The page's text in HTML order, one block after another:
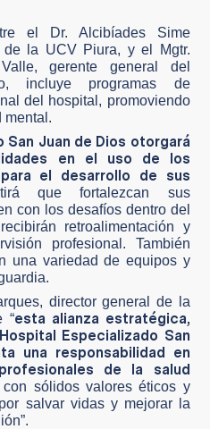
el Dr. Alcibíades Sime
de la UCV Piura, y el Mgtr.
gerente general del
incluye programas de
del hospital, promoviendo
mental.
San Juan de Dios otorgará
en el uso de los
el desarrollo de sus
que fortalezcan sus
con los desafíos dentro del
retroalimentación y
profesional. También
una variedad de equipos y
director general de la
“esta alianza estratégica,
Especializado San
una responsabilidad en
de la salud
con sólidos valores éticos y
salvar vidas y mejorar la